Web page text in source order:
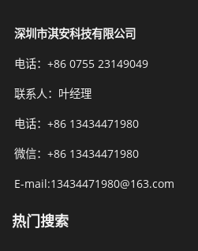
深圳市淇安科技有限公司
电话：+86 0755 23149049
联系人：叶经理
电话：+86 13434471980
微信：+86 13434471980
E-mail:13434471980@163.com
热门搜索